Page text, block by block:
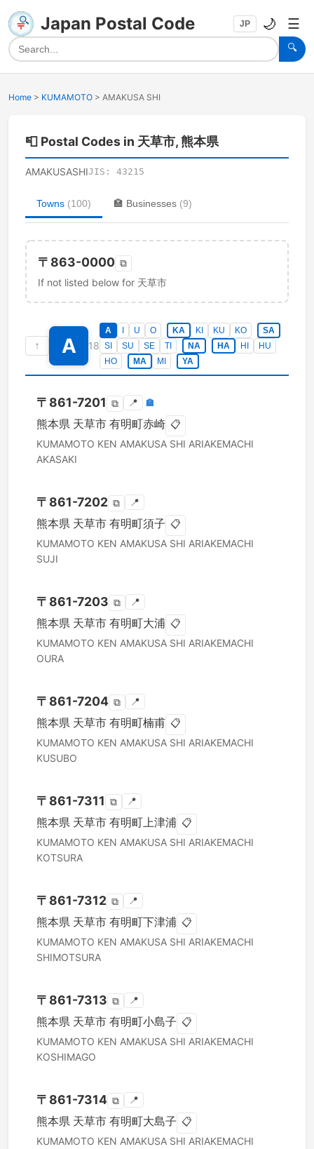
Japan Postal Code
🔍
JP 🌙 ☰
Home > KUMAMOTO > AMAKUSA SHI
📮 Postal Codes in 天草市, 熊本県
AMAKUSASHIJIS: 43215
Towns (100) 🏣 Businesses (9)
〒 863-0000 ⧉
If not listed below for 天草市
↑ A 18
A U O KA KI KU KO
SA
SI
SU SE TI NA HA HI
HU
HO
MA MI YA
〒 861-7201 ⧉ 📍 🏣
熊本県 天草市 有明町赤崎 📋
KUMAMOTO KEN AMAKUSA SHI ARIAKEMACHI
AKASAKI
〒 861-7202 ⧉ 📍
熊本県 天草市 有明町須子 📋
KUMAMOTO KEN AMAKUSA SHI ARIAKEMACHI
SUJI
〒 861-7203 ⧉ 📍
熊本県 天草市 有明町大浦 📋
KUMAMOTO KEN AMAKUSA SHI ARIAKEMACHI
OURA
〒 861-7204 ⧉ 📍
熊本県 天草市 有明町楠甫 📋
KUMAMOTO KEN AMAKUSA SHI ARIAKEMACHI
KUSUBO
〒 861-7311 ⧉ 📍
熊本県 天草市 有明町上津浦 📋
KUMAMOTO KEN AMAKUSA SHI ARIAKEMACHI
KOTSURA
〒 861-7312 ⧉ 📍
熊本県 天草市 有明町下津浦 📋
KUMAMOTO KEN AMAKUSA SHI ARIAKEMACHI
SHIMOTSURA
〒 861-7313 ⧉ 📍
熊本県 天草市 有明町小島子 📋
KUMAMOTO KEN AMAKUSA SHI ARIAKEMACHI
KOSHIMAGO
〒 861-7314 ⧉ 📍
熊本県 天草市 有明町大島子 📋
KUMAMOTO KEN AMAKUSA SHI ARIAKEMACHI